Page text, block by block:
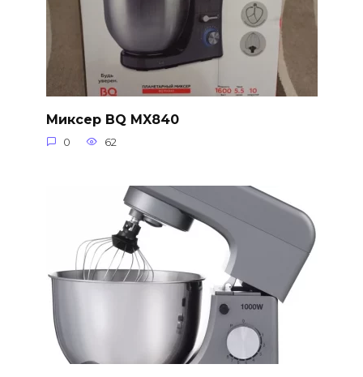
Миксер BQ MX840
0 62